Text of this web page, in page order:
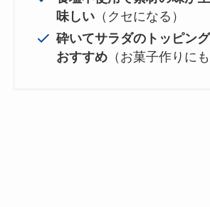
味しい （クセになる）
砕いてサラダのトッピン
おすすめ （お菓子作りに